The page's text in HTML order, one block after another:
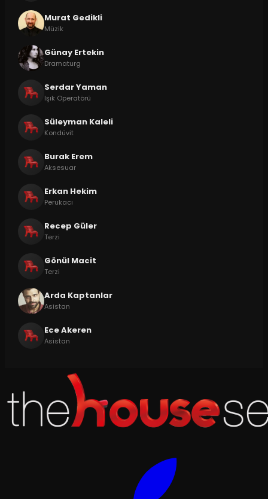
Murat Gedikli
Müzik
Günay Ertekin
Dramaturg
Serdar Yaman
Işık Operatörü
Süleyman Kaleli
Kondüvit
Burak Erem
Aksesuar
Erkan Hekim
Perukacı
Recep Güler
Terzi
Gönül Macit
Terzi
Arda Kaptanlar
Asistan
Ece Akeren
Asistan